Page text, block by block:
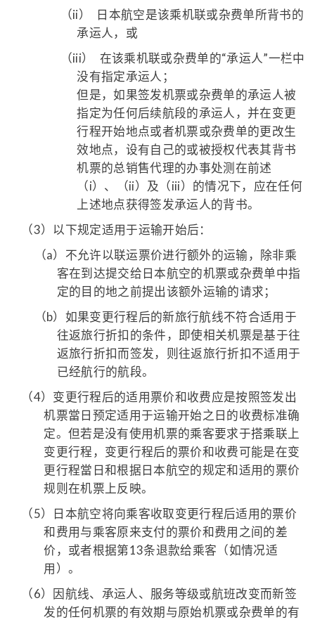
（ii）
日本航空是该乘机联或杂费单所背书的
承运人，或
（iii）
在该乘机联或杂费单的“承运人”一栏中
没有指定承运人；
但是，如果签发机票或杂费单的承运人被
指定为任何后续航段的承运人，并在变更
行程开始地点或者机票或杂费单的更改生
效地点，设有自己的或被授权代表其背书
机票的总销售代理的办事处测在前述
（i）、（ii）及（iii）的情况下，应在任何
上述地点获得签发承运人的背书。
（3） 以下规定适用于运输开始后：
（a） 不允许以联运票价进行额外的运输，除非乘
客在到达提交给日本航空的机票或杂费单中指
定的目的地之前提出该额外运输的请求；
（b） 如果变更行程后的新旅行航线不符合适用于
往返旅行折扣的条件，即使相关机票是基于往
返旅行折扣而签发，则往返旅行折扣不适用于
已经航行的航段。
（4） 变更行程后的适用票价和收费应是按照签发出
机票當日预定适用于运输开始之日的收费标准确
定。但若是没有使用机票的乘客要求于搭乘联上
变更行程，变更行程后的票价和收费可能是在变
更行程當日和根据日本航空的规定和适用的票价
规则在机票上反映。
（5）
日本航空将向乘客收取变更行程后适用的票价
和费用与乘客原来支付的票价和费用之间的差
价，或者根据第13条退款给乘客（如情况适
用）。
（6） 因航线、承运人、服务等级或航班改变而新签
发的任何机票的有效期与原始机票或杂费单的有